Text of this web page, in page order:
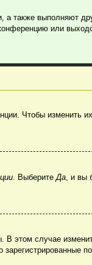
также выполняют
или
Чтобы изменить
. ВыберитеДа , и вы
этом случае